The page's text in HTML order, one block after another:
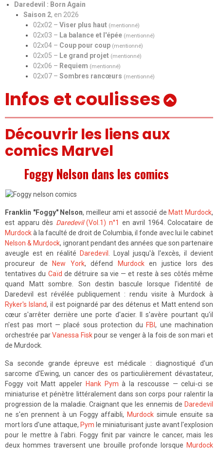
Daredevil : Born Again
Saison 2, en 2026
02x02 – Viser plus haut (mentionné)
02x03 – La balance et l'épée (mentionné)
02x04 – Coup pour coup (mentionné)
02x05 – Le grand projet (mentionné)
02x06 – Requiem (mentionné)
02x07 – Sombres rancœurs (mentionné)
Infos et coulisses
Découvrir les liens aux
comics Marvel
Foggy Nelson dans les comics
Franklin "Foggy" Nelson, meilleur ami et associé de Matt Murdock,
est apparu dès Daredevil(Vol.1) n°1 en avril 1964. Colocataire de
Murdockà la faculté de droit de Columbia, il fonde avec lui le cabinet
Nelson & Murdock, ignorant pendant des années que son partenaire
aveugle est en réalité
Daredevil
. Loyal jusqu'à l'excès, il devient
procureur de
New York, défend Murdocken justice lors des
tentatives du Caïd de détruire sa vie — et reste à ses côtés même
quand Matt sombre. Son destin bascule lorsque l'identité de
Daredevil est révélée publiquement : rendu visite à Murdock à
Ryker's Island, il est poignardé par des détenus et Matt entend son
cœur s'arrêter derrière une porte d'acier. Il s'avère pourtant qu'il
n'est pas mort — placé sous protection du FBI, une machination
orchestrée parVanessa Fiskpour se venger à la fois de son mari et
de Murdock.
Sa seconde grande épreuve est médicale : diagnostiqué d'un
sarcome d'Ewing, un cancer des os particulièrement dévastateur,
Foggy voit Matt appeler Hank Pym à la rescousse — celui-ci se
miniaturise et pénètre littéralement dans son corps pour ralentir la
progression de la maladie. Craignant que les ennemis de Daredevil
ne s'en prennent à un Foggy affaibli, Murdock simule ensuite sa
mort lors d'une attaque, Pym le miniaturisant juste avant l'explosion
pour le mettre à l'abri. Foggy finit par vaincre le cancer, mais les
deux hommes traversent une brouille profonde lorsque Murdock